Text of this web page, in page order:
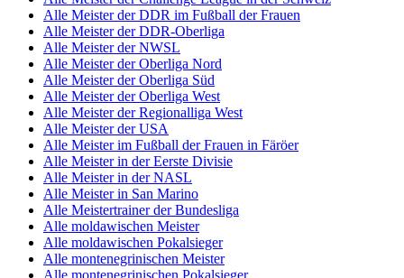
Alle Meister der DDR im Fußball der Frauen
Alle Meister der DDR-Oberliga
Alle Meister der NWSL
Alle Meister der Oberliga Nord
Alle Meister der Oberliga Süd
Alle Meister der Oberliga West
Alle Meister der Regionalliga West
Alle Meister der USA
Alle Meister im Fußball der Frauen in Färöer
Alle Meister in der Eerste Divisie
Alle Meister in der NASL
Alle Meister in San Marino
Alle Meistertrainer der Bundesliga
Alle moldawischen Meister
Alle moldawischen Pokalsieger
Alle montenegrinischen Meister
Alle montenegrinischen Pokalsieger